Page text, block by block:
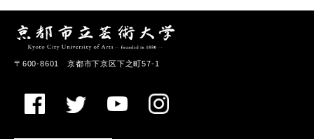
〒600-8601 京都市下京区下之町57-1